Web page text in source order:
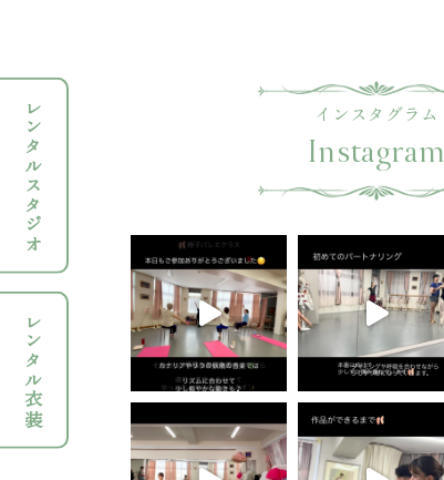
レンタルスタジオ
レンタル衣装
インスタグラム
Instagram